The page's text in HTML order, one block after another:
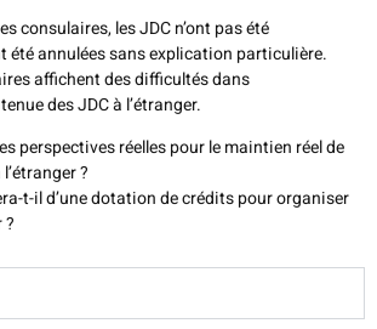
consulaires, les JDC n’ont pas été
été annulées sans explication particulière.
affichent des difficultés dans
des JDC à l’étranger.
perspectives réelles pour le maintien réel de
?
t-il d’une dotation de crédits pour organiser
?